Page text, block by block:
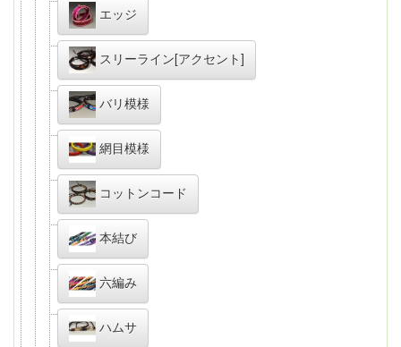
エッジ
スリーライン[アクセント]
バリ模様
網目模様
コットンコード
本結び
六編み
ハムサ